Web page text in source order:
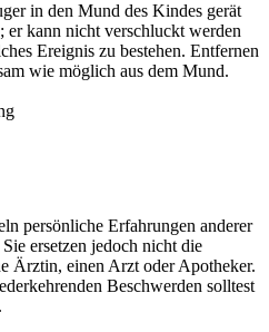
in den Mund des Kindes gerät
kann nicht verschluckt werden
Ereignis zu bestehen. Entfernen
wie möglich aus dem Mund.
persönliche Erfahrungen anderer
ersetzen jedoch nicht die
Ärztin, einen Arzt oder Apotheker.
Beschwerden solltest